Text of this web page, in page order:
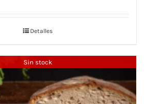
Detalles
Sin stock